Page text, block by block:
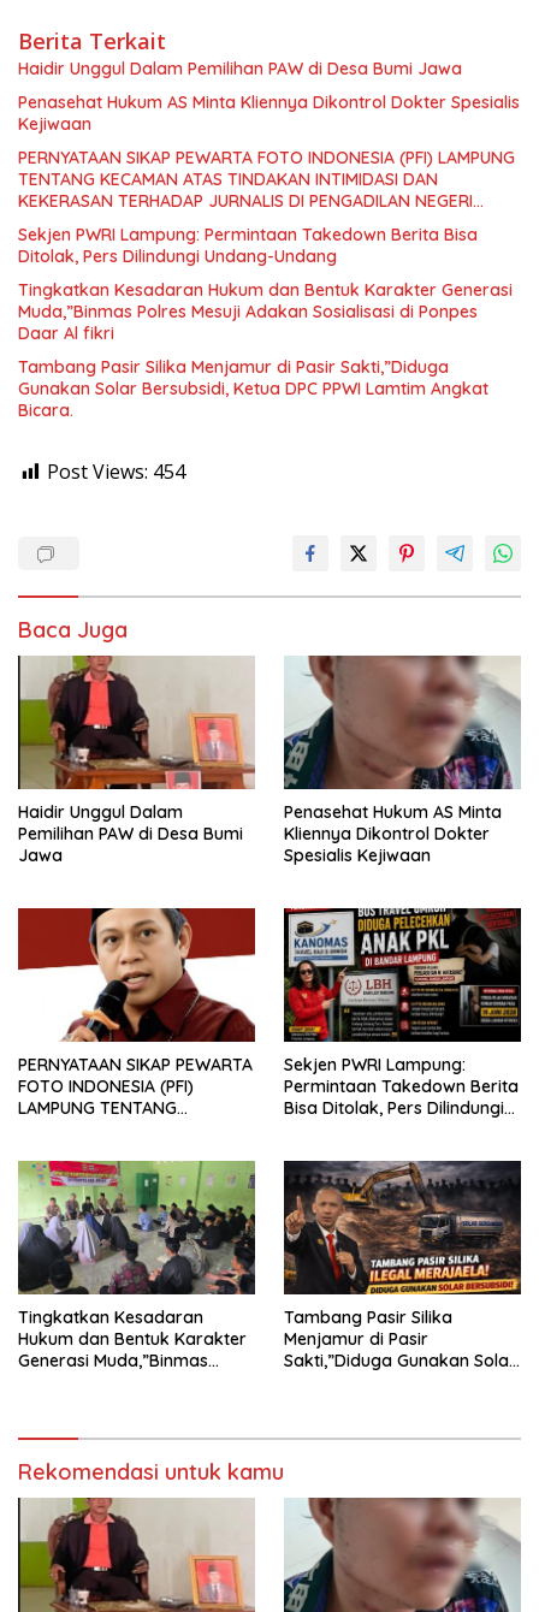
Berita Terkait
Haidir Unggul Dalam Pemilihan PAW di Desa Bumi Jawa
Penasehat Hukum AS Minta Kliennya Dikontrol Dokter Spesialis
Kejiwaan
PERNYATAAN SIKAP PEWARTA FOTO INDONESIA (PFI) LAMPUNG
TENTANG KECAMAN ATAS TINDAKAN INTIMIDASI DAN
KEKERASAN TERHADAP JURNALIS DI PENGADILAN NEGERI
TANJUNG KARANG.
Sekjen PWRI Lampung: Permintaan Takedown Berita Bisa
Ditolak, Pers Dilindungi Undang-Undang
Tingkatkan Kesadaran Hukum dan Bentuk Karakter Generasi
Muda,”Binmas Polres Mesuji Adakan Sosialisasi di Ponpes
Daar Al fikri
Tambang Pasir Silika Menjamur di Pasir Sakti,”Diduga
Gunakan Solar Bersubsidi, Ketua DPC PPWI Lamtim Angkat
Bicara.
Post Views: 454
Baca Juga
Haidir Unggul Dalam
Pemilihan PAW di Desa Bumi
Jawa
Penasehat Hukum AS Minta
Kliennya Dikontrol Dokter
Spesialis Kejiwaan
PERNYATAAN SIKAP PEWARTA
FOTO INDONESIA (PFI)
LAMPUNG TENTANG
TERHADAP JURNALIS DI
PENGADILAN NEGERI
TANJUNG KARANG.
Sekjen PWRI Lampung:
Permintaan Takedown Berita
Bisa Ditolak, Pers Dilindungi
Tingkatkan Kesadaran
Hukum dan Bentuk Karakter
Generasi Muda,”Binmas
Tambang Pasir Silika
Menjamur di Pasir
Sakti,”Diduga Gunakan Solar
Rekomendasi untuk kamu